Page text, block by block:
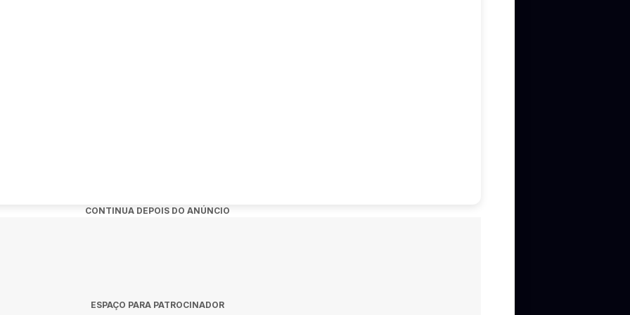
CONTINUA DEPOIS DO ANÚNCIO
ESPAÇO PARA PATROCINADOR